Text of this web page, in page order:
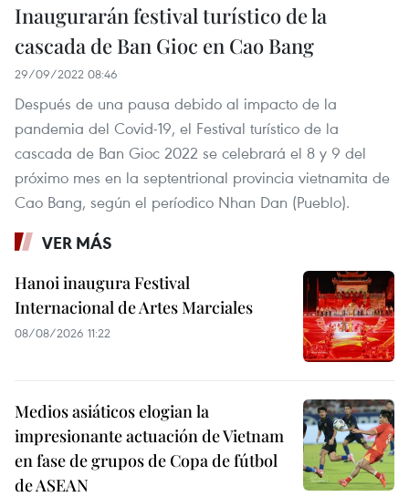
Inaugurarán festival turístico de la
cascada de Ban Gioc en Cao Bang
29/09/2022 08:46
Después de una pausa debido al impacto de la
pandemia del Covid-19, el Festival turístico de la
cascada de Ban Gioc 2022 se celebrará el 8 y 9 del
próximo mes en la septentrional provincia vietnamita de
Cao Bang, según el períodico Nhan Dan (Pueblo).
VER MÁS
Hanoi inaugura Festival
Internacional de Artes Marciales
08/08/2026 11:22
Medios asiáticos elogian la
impresionante actuación de Vietnam
en fase de grupos de Copa de fútbol
de ASEAN